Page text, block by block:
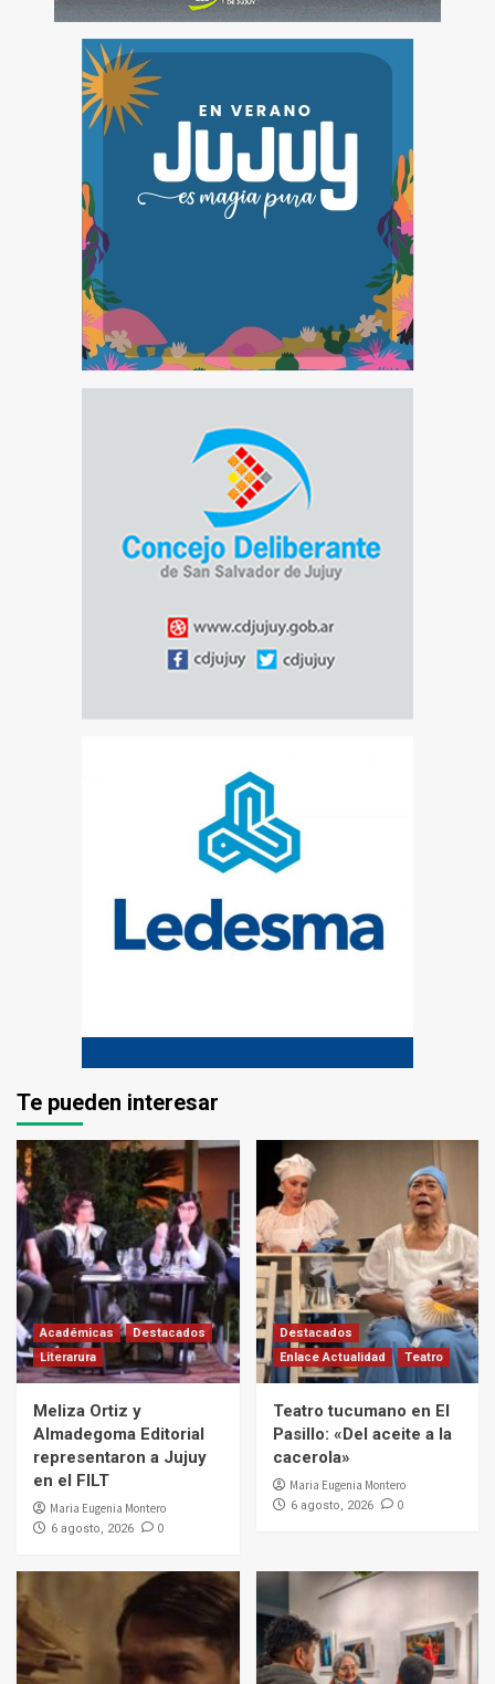
Te pueden interesar
Académicas
Destacados
Literarura
Meliza Ortiz y
Almadegoma Editorial
representaron a Jujuy
en el FILT
Maria Eugenia Montero
6 agosto, 2026 0
Destacados
Enlace Actualidad
Teatro
Teatro tucumano en El
Pasillo: «Del aceite a la
cacerola»
Maria Eugenia Montero
6 agosto, 2026 0